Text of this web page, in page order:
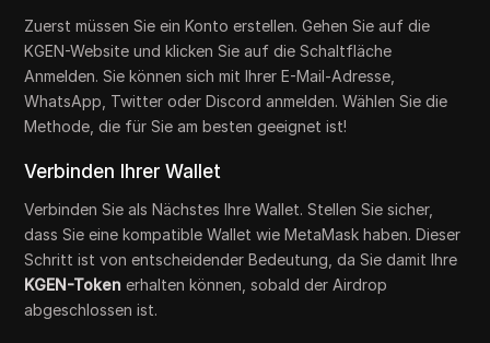
Zuerst müssen Sie ein Konto erstellen. Gehen Sie auf die
KGEN-Website und klicken Sie auf die Schaltfläche
Anmelden. Sie können sich mit Ihrer E-Mail-Adresse,
WhatsApp, Twitter oder Discord anmelden. Wählen Sie die
Methode, die für Sie am besten geeignet ist!
Verbinden Ihrer Wallet
Verbinden Sie als Nächstes Ihre Wallet. Stellen Sie sicher,
dass Sie eine kompatible Wallet wie MetaMask haben. Dieser
Schritt ist von entscheidender Bedeutung, da Sie damit Ihre
KGEN-Token erhalten können, sobald der Airdrop
abgeschlossen ist.